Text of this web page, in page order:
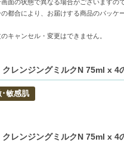
レンジングを探している方
季節でも心地よく使いたい方
面の状態で異なる場合がございますの
都合により、お届けする商品のパッケ
キャンセル・変更はできません。
レンジングミルクN 75ml x 4
敏感肌
レンジングミルクN 75ml x 4